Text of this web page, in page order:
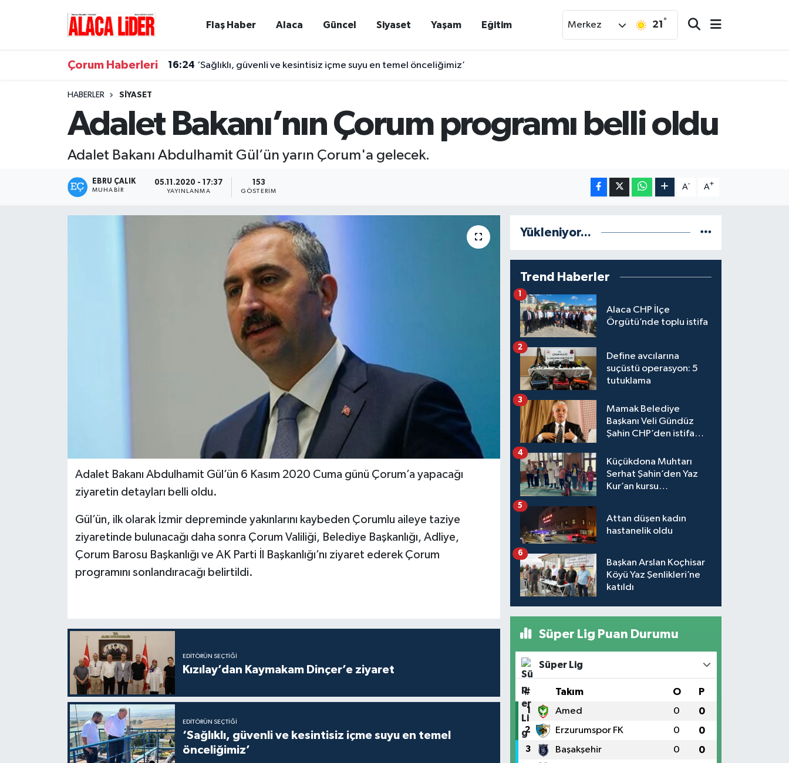
Flaş Haber Alaca Güncel Siyaset Yaşam Eğitim Merkez 21 °
Çorum Haberleri 16:24 ‘Sağlıklı, güvenli ve kesintisiz içme suyu en temel önceliğimiz’
HABERLER SIYASET
Adalet Bakanı’nın Çorum programı belli oldu
Adalet Bakanı Abdulhamit Gül’ün yarın Çorum'a gelecek.
EBRU ÇALIK
MUHABIR
05.11.2020 - 17:37
YAYINLANMA
153
GÖSTERIM
A- A+
Adalet Bakanı Abdulhamit Gül’ün 6 Kasım 2020 Cuma günü Çorum’a yapacağı
ziyaretin detayları belli oldu.
Gül’ün, ilk olarak İzmir depreminde yakınlarını kaybeden Çorumlu aileye taziye
ziyaretinde bulunacağı daha sonra Çorum Valiliği, Belediye Başkanlığı, Adliye,
Çorum Barosu Başkanlığı ve AK Parti İl Başkanlığı’nı ziyaret ederek Çorum
programını sonlandıracağı belirtildi.
EDITÖRÜN SEÇTIĞI
Kızılay’dan Kaymakam Dinçer’e ziyaret
EDITÖRÜN SEÇTIĞI
‘Sağlıklı, güvenli ve kesintisiz içme suyu en temel
önceliğimiz’
Yükleniyor...
Trend Haberler
Alaca CHP İlçe
Örgütü’nde toplu istifa
1
Define avcılarına
suçüstü operasyon: 5
tutuklama
2
Mamak Belediye
Başkanı Veli Gündüz
Şahin CHP’den istifa
3
Küçükdona Muhtarı
Serhat Şahin’den Yaz
Kur’an kursu
4
Attan düşen kadın
hastanelik oldu
5
Başkan Arslan Koçhisar
Köyü Yaz Şenlikleri’ne
katıldı
6
Süper Lig Puan Durumu
Süper Lig
# Takım O P
1 Amed 0 0
2 Erzurumspor FK 0 0
3 Başakşehir 0 0
Çorum Trafik Yoğunluk Haritası
Tüm Manşetler